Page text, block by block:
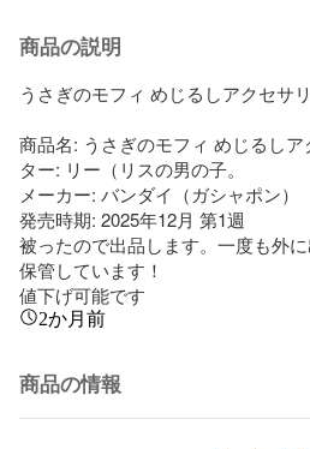
商品の説明
うさぎのモフィ めじるしアクセサ
商品名: うさぎのモフィ めじるし
ター: リー（リスの男の子。
メーカー: バンダイ（ガシャポン）
発売時期: 2025年12月 第1週
被ったので出品します。一度も外
保管しています！
値下げ可能です
2か月前
商品の情報